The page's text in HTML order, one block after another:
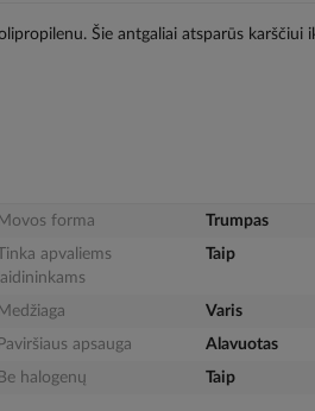
Šie antgaliai atsparūs karščiui
Movos forma
Trumpas
Tinka apvaliems
laidininkams
Taip
Medžiaga
Varis
Paviršiaus apsauga
Alavuotas
Be halogenų
Taip